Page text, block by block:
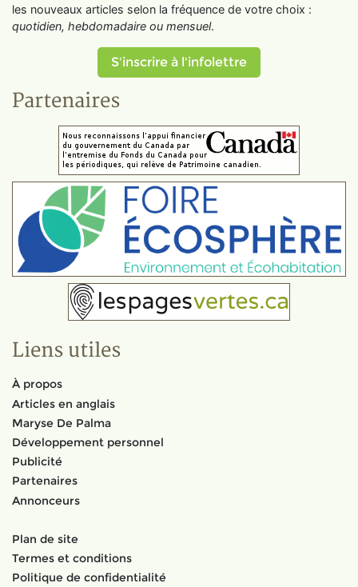
les nouveaux articles selon la fréquence de votre choix :
quotidien, hebdomadaire ou mensuel.
S'inscrire à l'infolettre
Partenaires
Liens utiles
À propos
Articles en anglais
Maryse De Palma
Développement personnel
Publicité
Partenaires
Annonceurs
Plan de site
Termes et conditions
Politique de confidentialité